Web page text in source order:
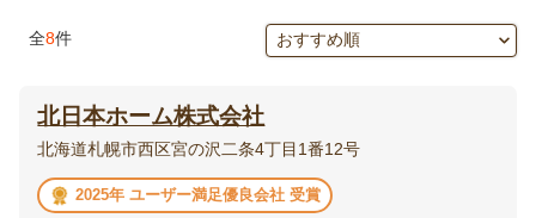
屋根塗装・
屋根
エクステリア・
外構
ベランダ・
バルコニー
全8件
北日本ホーム株式会社
北海道札幌市西区宮の沢二条4丁目1番12号
2025年 ユーザー満足優良会社 受賞